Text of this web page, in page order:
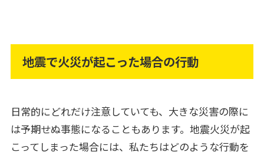
地震で火災が起こった場合の行動
日常的にどれだけ注意していても、大きな災害の際に
は予期せぬ事態になることもあります。地震火災が起
こってしまった場合には、私たちはどのような行動を